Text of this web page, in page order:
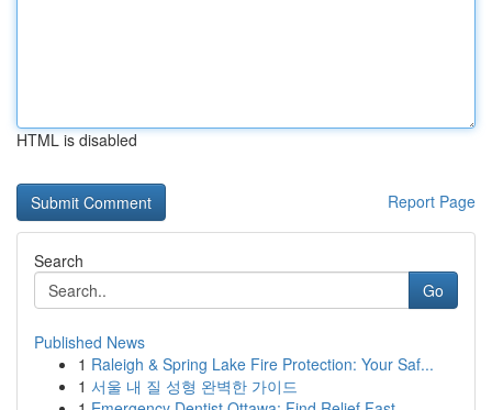
HTML is disabled
Report Page
Search
Go
Published News
1 Raleigh & Spring Lake Fire Protection: Your Saf...
1 서울 내 질 성형 완벽한 가이드